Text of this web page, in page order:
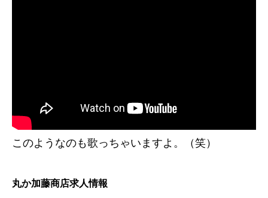
このようなのも歌っちゃいますよ。（笑）
丸か加藤商店求人情報